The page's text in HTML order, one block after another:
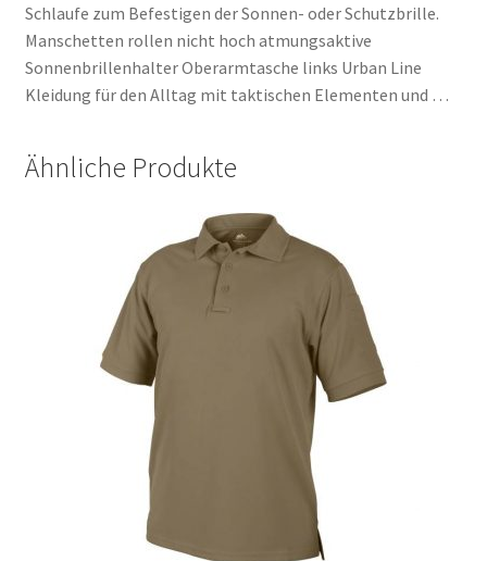
Schlaufe zum Befestigen der Sonnen- oder Schutzbrille.
Manschetten rollen nicht hoch atmungsaktive
Sonnenbrillenhalter Oberarmtasche links Urban Line
Kleidung für den Alltag mit taktischen Elementen und …
Ähnliche Produkte